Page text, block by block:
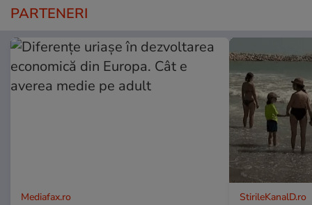
PARTENERI
Mediafax.ro StirileKanalD.ro